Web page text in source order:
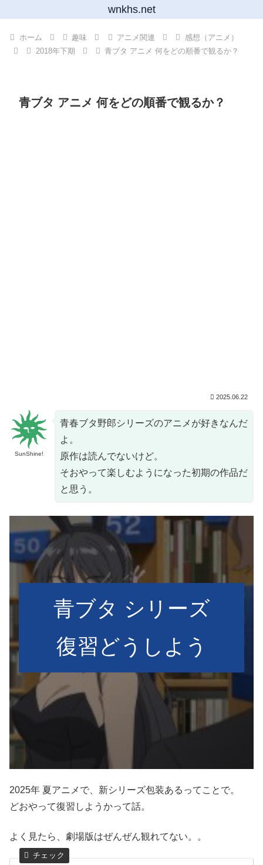
wnkhs.net
ホーム 趣味 アニメ関連
感想（アニメ）
2018年下期
青ブタ アニメ 何をどの順番で観るか？
青ブタ アニメ 何をどの順番で観るか？
2025.06.22
SunShine!
青春ブタ野郎シリーズのアニメが好きなんだ
よ。
原作は読んでないけど。
そおやって楽しむようになった初期の作品だ
と思う。
青ブタ シリーズ
復習どうしよう
2025年 夏アニメで、新シリーズ包装あるってことで。
どおやって復習しようかって話。
よく見たら、劇場版はぜんぜん観れてない。。